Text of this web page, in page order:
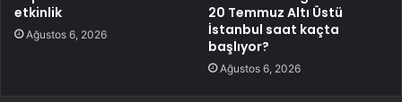
etkinlik
Ağustos 6, 2026
20 Temmuz Altı Üstü
İstanbul saat kaçta
başlıyor?
Ağustos 6, 2026